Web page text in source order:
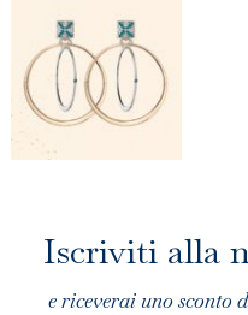
Iscriviti alla
e riceverai uno sconto